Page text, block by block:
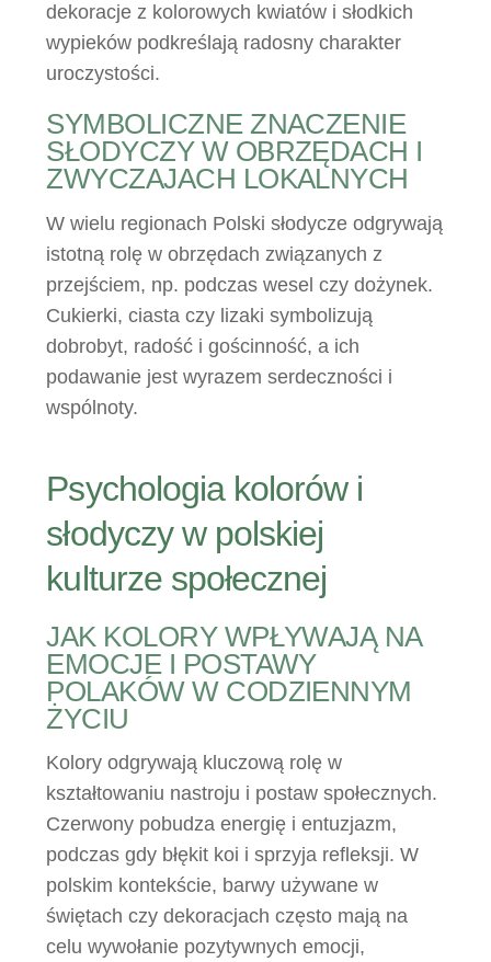
dekoracje z kolorowych kwiatów i słodkich
wypieków podkreślają radosny charakter
uroczystości.
SYMBOLICZNE ZNACZENIE
SŁODYCZY W OBRZĘDACH I
ZWYCZAJACH LOKALNYCH
W wielu regionach Polski słodycze odgrywają
istotną rolę w obrzędach związanych z
przejściem, np. podczas wesel czy dożynek.
Cukierki, ciasta czy lizaki symbolizują
dobrobyt, radość i gościnność, a ich
podawanie jest wyrazem serdeczności i
wspólnoty.
Psychologia kolorów i
słodyczy w polskiej
kulturze społecznej
JAK KOLORY WPŁYWAJĄ NA
EMOCJE I POSTAWY
POLAKÓW W CODZIENNYM
ŻYCIU
Kolory odgrywają kluczową rolę w
kształtowaniu nastroju i postaw społecznych.
Czerwony pobudza energię i entuzjazm,
podczas gdy błękit koi i sprzyja refleksji. W
polskim kontekście, barwy używane w
świętach czy dekoracjach często mają na
celu wywołanie pozytywnych emocji,